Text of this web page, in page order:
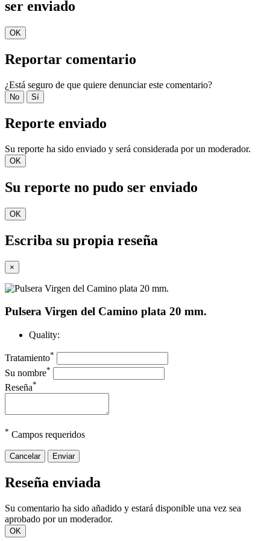
ser enviado
OK
Reportar comentario
¿Está seguro de que quiere denunciar este comentario?
No Sí
Reporte enviado
Su reporte ha sido enviado y será considerada por un moderador.
OK
Su reporte no pudo ser enviado
OK
Escriba su propia reseña
×
Pulsera Virgen del Camino plata 20 mm.
Quality:
Tratamiento*
Su nombre*
Reseña*
* Campos requeridos
Cancelar Enviar
Reseña enviada
Su comentario ha sido añadido y estará disponible una vez sea
aprobado por un moderador.
OK